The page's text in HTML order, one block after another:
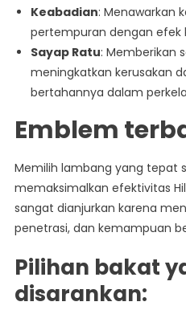
Keabadian: Menawarkan
pertempuran dengan efek
Sayap Ratu: Memberikan
meningkatkan kerusakan
bertahannya dalam
Emblem
Memilih lambang yang tepat
memaksimalkan efektivitas
sangat dianjurkan karena
penetrasi, dan kemampuan
Pilihan bakat
disarankan: